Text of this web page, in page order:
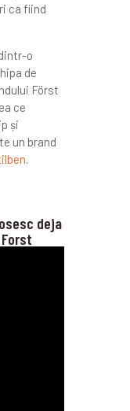
ca fiind
o
de
Först
ce
și
un brand
.
deja